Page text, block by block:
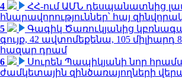
4
ՀՀ-ում ԱՄՆ դեսպանատնից լավ
հնարավորություններ՝ հայ
5
Գագիկ Ծառուկյանից
գույք, 42 ավտոմեքենա, 105 միլիարդ
հազար դրամ
6
Սուրեն Պապիկյանի նոր
ժամկետային զինծառայողների